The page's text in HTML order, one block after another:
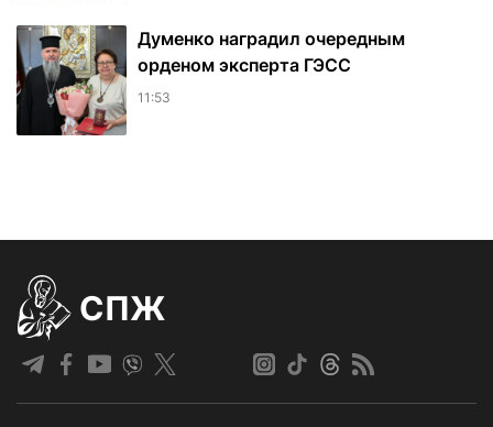
Думенко наградил очередным
орденом эксперта ГЭСС
11:53
СПЖ